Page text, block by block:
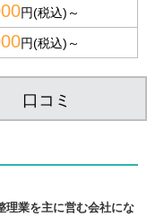
円(税込)～
円(税込)～
口コミ
理業を主に営む会社にな